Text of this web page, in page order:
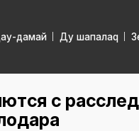
дамай Ду шапалаq
с